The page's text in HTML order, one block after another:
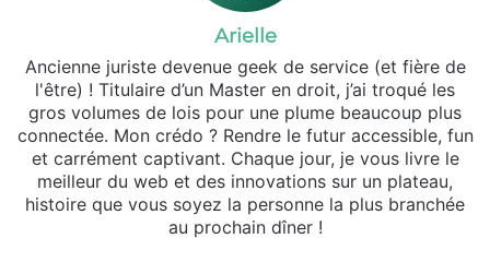
Arielle
Ancienne juriste devenue geek de service (et fière de
l'être) ! Titulaire d’un Master en droit, j’ai troqué les
gros volumes de lois pour une plume beaucoup plus
connectée. Mon crédo ? Rendre le futur accessible, fun
et carrément captivant. Chaque jour, je vous livre le
meilleur du web et des innovations sur un plateau,
histoire que vous soyez la personne la plus branchée
au prochain dîner !